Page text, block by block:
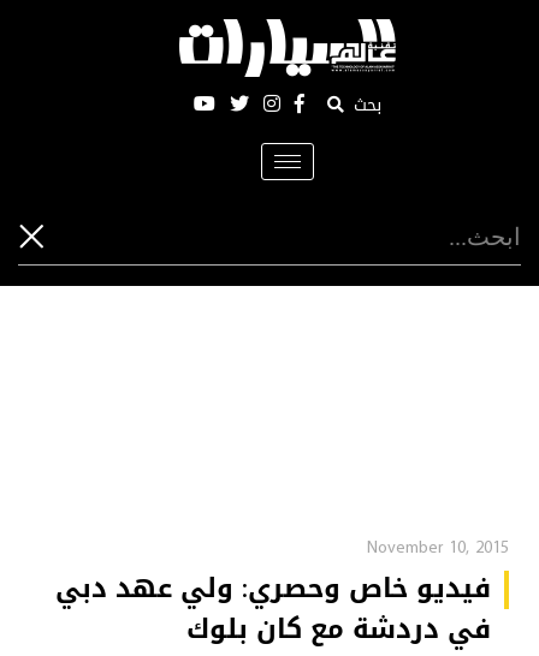
بحث
Toggle
navigation
November 10, 2015
فيديو خاص وحصري: ولي عهد دبي
في دردشة مع كان بلوك